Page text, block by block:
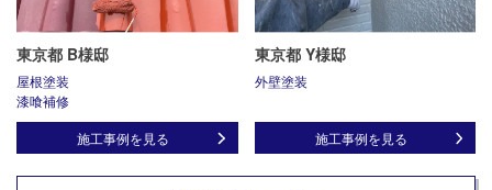
東京都 B様邸
屋根塗装
漆喰補修
施工事例を見る
東京都 Y様邸
外壁塗装
施工事例を見る